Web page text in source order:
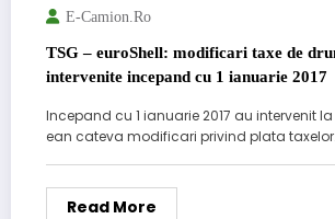
E-Camion.ro
TSG – euroShell: modificari taxe de
intervenite incepand cu 1 ianuarie 2017
Incepand cu 1 ianuarie 2017 au intervenit
ean cateva modificari privind plata
Read More